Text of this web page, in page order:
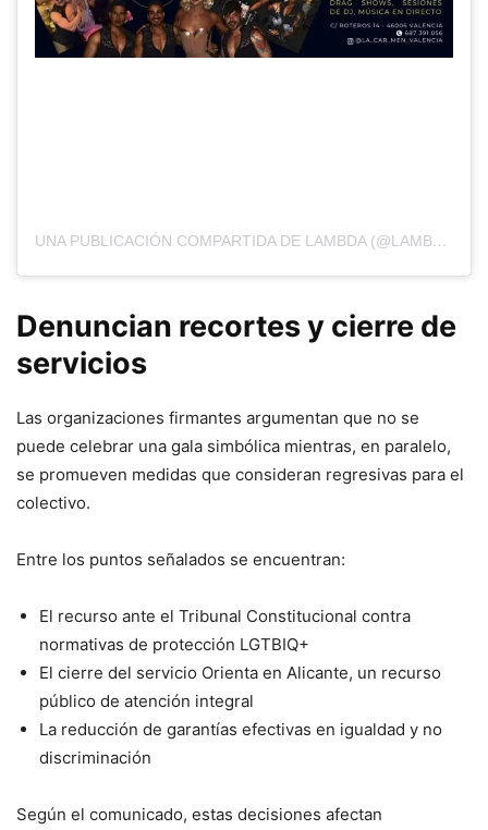
UNA PUBLICACIÓN COMPARTIDA DE LAMBDA (@LAMBDAVALENCIA)
Denuncian recortes y cierre de
servicios
Las organizaciones firmantes argumentan que no se
puede celebrar una gala simbólica mientras, en paralelo,
se promueven medidas que consideran regresivas para el
colectivo.
Entre los puntos señalados se encuentran:
El recurso ante el Tribunal Constitucional contra
normativas de protección LGTBIQ+
El cierre del servicio Orienta en Alicante, un recurso
público de atención integral
La reducción de garantías efectivas en igualdad y no
discriminación
Según el comunicado, estas decisiones afectan